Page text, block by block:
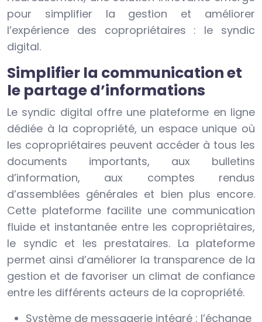
pour simplifier la gestion et améliorer
l’expérience des copropriétaires : le syndic
digital.
Simplifier la communication et
le partage d’informations
Le syndic digital offre une plateforme en ligne
dédiée à la copropriété, un espace unique où
les copropriétaires peuvent accéder à tous les
documents importants, aux bulletins
d’information, aux comptes rendus
d’assemblées générales et bien plus encore.
Cette plateforme facilite une communication
fluide et instantanée entre les copropriétaires,
le syndic et les prestataires. La plateforme
permet ainsi d’améliorer la transparence de la
gestion et de favoriser un climat de confiance
entre les différents acteurs de la copropriété.
Système de messagerie intégré : l’échange